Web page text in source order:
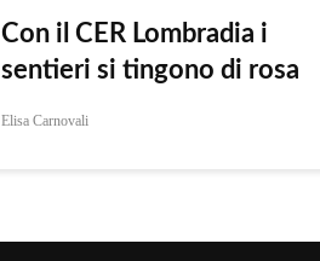
Con il CER Lombradia i
sentieri si tingono di rosa
Elisa Carnovali